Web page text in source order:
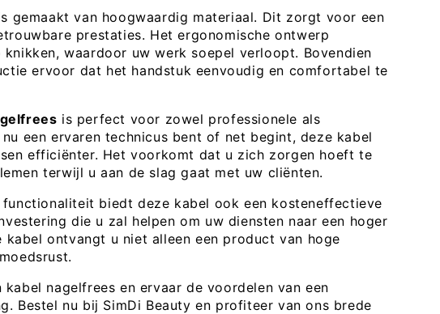
gemaakt van hoogwaardig materiaal. Dit zorgt voor een
prestaties. Het ergonomische ontwerp
waardoor uw werk soepel verloopt. Bovendien
ervoor dat het handstuk eenvoudig en comfortabel te
is perfect voor zowel professionele als
een ervaren technicus bent of net begint, deze kabel
efficiënter. Het voorkomt dat u zich zorgen hoeft te
terwijl u aan de slag gaat met uw cliënten.
functionaliteit biedt deze kabel ook een kosteneffectieve
die u zal helpen om uw diensten naar een hoger
kabel ontvangt u niet alleen een product van hoge
nagelfrees en ervaar de voordelen van een
Bestel nu bij SimDi Beauty en profiteer van ons brede